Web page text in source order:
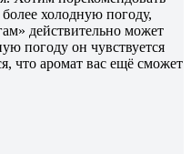
холодную погоду,
действительно может
погоду он чувствуется
что аромат вас ещё сможет